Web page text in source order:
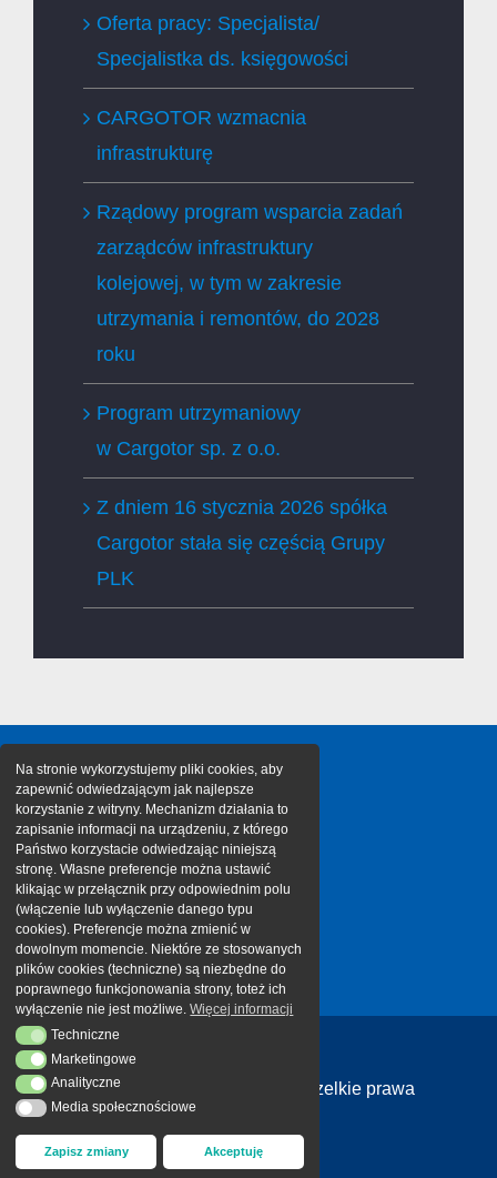
Oferta pracy: Specjalista/
Specjalistka ds. księgowości
CARGOTOR wzmacnia
infrastrukturę
Rządowy program wsparcia zadań
zarządców infrastruktury
kolejowej, w tym w zakresie
utrzymania i remontów, do 2028
roku
Program utrzymaniowy
w Cargotor sp. z o.o.
Z dniem 16 stycznia 2026 spółka
Cargotor stała się częścią Grupy
PLK
Copyright 2026 Cargotor | Wszelkie prawa
Na stronie wykorzystujemy pliki cookies, aby
zapewnić odwiedzającym jak najlepsze
korzystanie z witryny. Mechanizm działania to
zapisanie informacji na urządzeniu, z którego
Państwo korzystacie odwiedzając niniejszą
stronę. Własne preferencje można ustawić
klikając w przełącznik przy odpowiednim polu
(włączenie lub wyłączenie danego typu
cookies). Preferencje można zmienić w
dowolnym momencie. Niektóre ze stosowanych
plików cookies (techniczne) są niezbędne do
poprawnego funkcjonowania strony, toteż ich
wyłączenie nie jest możliwe.Więcej informacji
TechniczneTechniczne
Marketingowe
Marketingowe
AnalityczneAnalityczne
Media społecznościowe
Media społecznościowe
Zapisz zmiany Akceptuję